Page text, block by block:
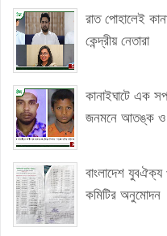
রাত পোহালেই
কেন্দ্রীয় নেতারা
কানাইঘাটে এক
জনমনে আতঙ্ক ও
বাংলাদেশ
কমিটির অনুমোদন